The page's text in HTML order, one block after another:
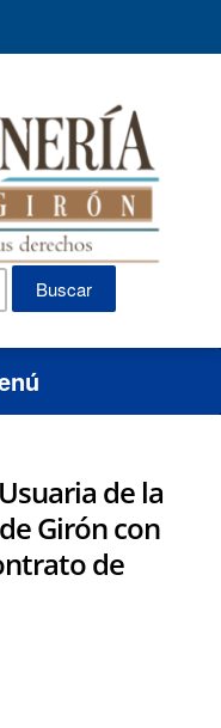
de la
Girón con
de